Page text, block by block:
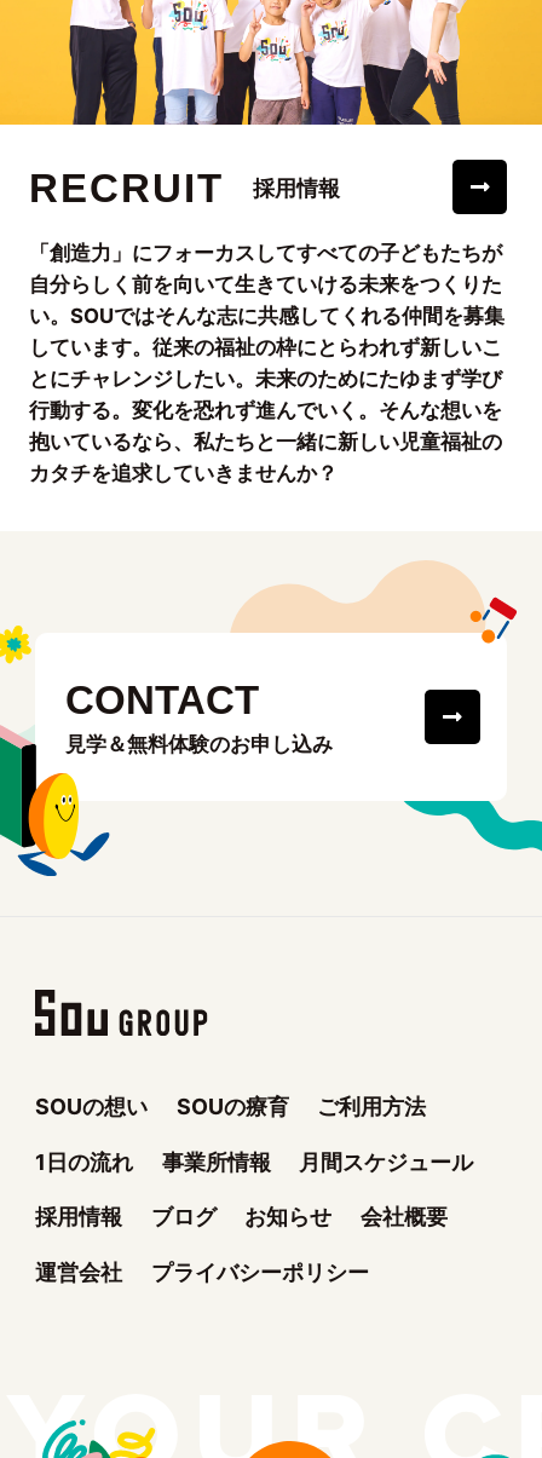
RECRUIT 採用情報
「創造力」にフォーカスしてすべての子どもたちが
自分らしく前を向いて生きていける未来をつくりた
い。SOUではそんな志に共感してくれる仲間を募集
しています。従来の福祉の枠にとらわれず新しいこ
とにチャレンジしたい。未来のためにたゆまず学び
行動する。変化を恐れず進んでいく。そんな想いを
抱いているなら、私たちと一緒に新しい児童福祉の
カタチを追求していきませんか？
CONTACT
見学＆無料体験のお申し込み
SOUの想い SOUの療育 ご利用方法
1日の流れ 事業所情報 月間スケジュール
採用情報 ブログ お知らせ 会社概要
運営会社 プライバシーポリシー